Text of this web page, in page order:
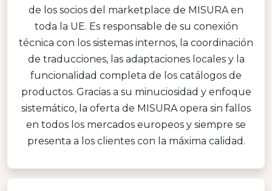
de los socios del marketplace de MISURA en
toda la UE. Es responsable de su conexión
técnica con los sistemas internos, la coordinación
de traducciones, las adaptaciones locales y la
funcionalidad completa de los catálogos de
productos. Gracias a su minuciosidad y enfoque
sistemático, la oferta de MISURA opera sin fallos
en todos los mercados europeos y siempre se
presenta a los clientes con la máxima calidad.